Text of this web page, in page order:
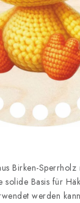
Impressum
Birken-Sperrholz
solide Basis für
werden